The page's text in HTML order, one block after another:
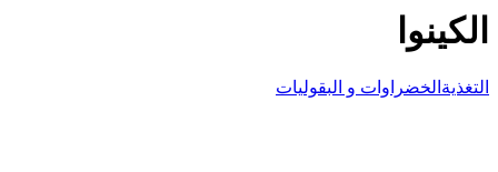
الكينوا
التغذية الخضراوات و البقوليات